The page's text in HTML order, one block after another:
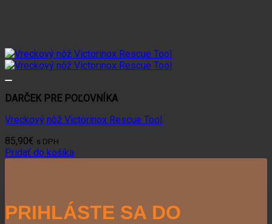
DARČEK PRE POĽOVNÍKA
Vreckový nôž Victorinox Rescue Tool
85,90€ s DPH
Pridať do košíka
PRIHLÁSTE SA DO